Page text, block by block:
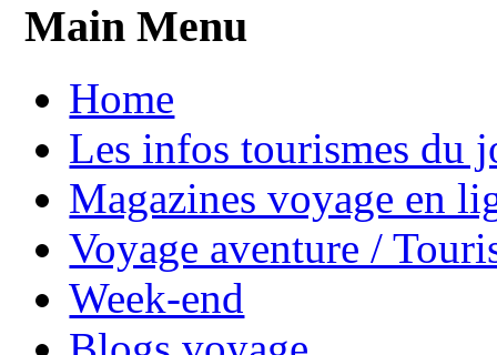
Main Menu
Home
Les infos tourismes du
Magazines voyage en
Voyage aventure /
Week-end